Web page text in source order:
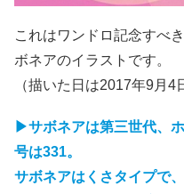
これはワンドロ記念すべ
ボネアのイラストです。
（描いた日は2017年9月4
▶サボネアは第三世代、
号は331。
サボネアはくさタイプで